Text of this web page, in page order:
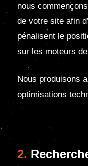
nous
de votre site afin
pénalisent le
sur les moteurs
Nous produisons
optimisations
2.